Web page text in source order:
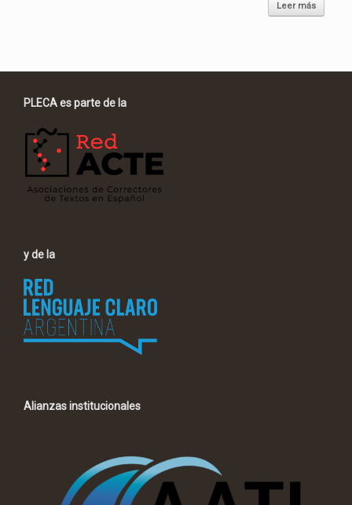
Leer más
PLECA es parte de la
y de la
Alianzas institucionales